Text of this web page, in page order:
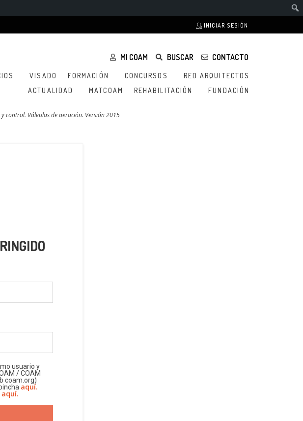
INICIAR SESIÓN
MI COAM BUSCAR CONTACTO
VISADO FORMACIÓN CONCURSOS
RED ARQUITECTOS
ACTUALIDAD
MATCOAM REHABILITACIÓN FUNDACIÓN
control. Válvulas de aeración. Versión 2015
usuario y
/ COAM
coam.org)
aquí.
aquí.